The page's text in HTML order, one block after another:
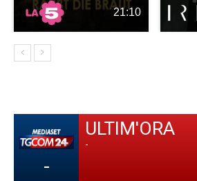
21:10
-
ULTIM'ORA
-